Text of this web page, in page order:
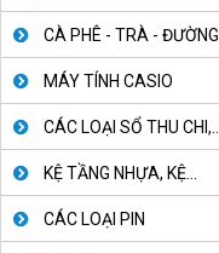
CÀ PHÊ - TRÀ - ĐƯỜNG
MÁY TÍNH CASIO
CÁC LOẠI SỔ THU CHI,...
KỆ TẦNG NHỰA, KỆ...
CÁC LOẠI PIN